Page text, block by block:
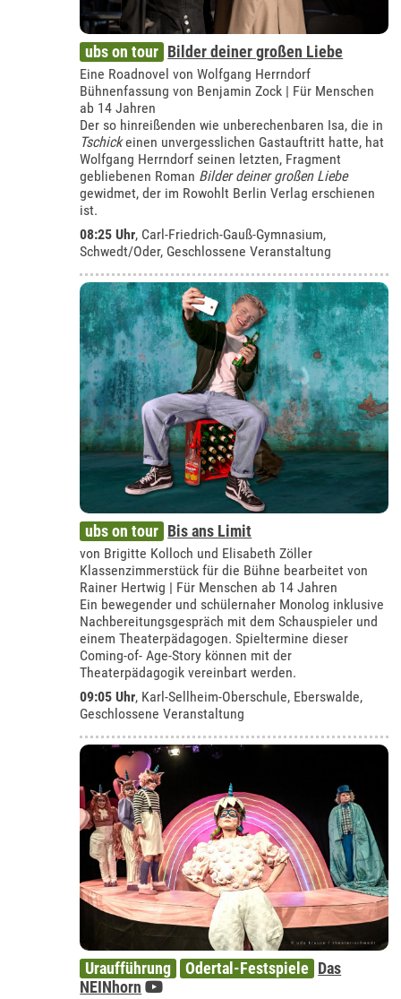
ubs on tour Bilder deiner großen Liebe
Eine Roadnovel von Wolfgang Herrndorf
Bühnenfassung von Benjamin Zock | Für Menschen
ab 14 Jahren
Der so hinreißenden wie unberechenbaren Isa, die in
Tschickeinen unvergesslichen Gastauftritt hatte, hat
Wolfgang Herrndorf seinen letzten, Fragment
gebliebenen Roman Bilder deiner großen Liebe
gewidmet, der im Rowohlt Berlin Verlag erschienen
ist.
08:25 Uhr, Carl-Friedrich-Gauß-Gymnasium,
Schwedt/Oder, Geschlossene Veranstaltung
ubs on tour Bis ans Limit
von Brigitte Kolloch und Elisabeth Zöller
Klassenzimmerstück für die Bühne bearbeitet von
Rainer Hertwig | Für Menschen ab 14 Jahren
Ein bewegender und schülernaher Monolog inklusive
Nachbereitungsgespräch mit dem Schauspieler und
einem Theaterpädagogen. Spieltermine dieser
Coming-of- Age-Story können mit der
Theaterpädagogik vereinbart werden.
09:05 Uhr, Karl-Sellheim-Oberschule, Eberswalde,
Geschlossene Veranstaltung
Uraufführung Odertal-Festspiele Das
NEINhorn